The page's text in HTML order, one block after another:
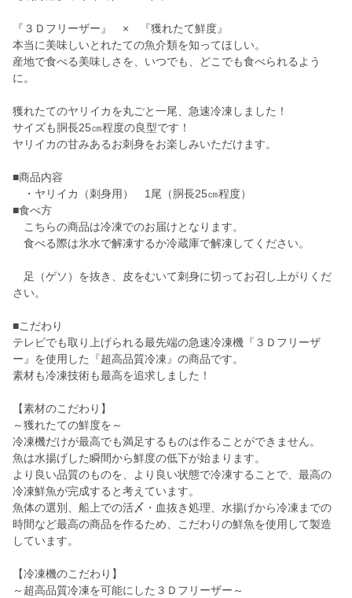
『３Ｄフリーザー』 × 『獲れたて鮮度』
本当に美味しいとれたての魚介類を知ってほしい。
産地で食べる美味しさを、いつでも、どこでも食べられるよう
に。
獲れたてのヤリイカを丸ごと一尾、急速冷凍しました！
サイズも胴長25㎝程度の良型です！
ヤリイカの甘みあるお刺身をお楽しみいただけます。
■商品内容
・ヤリイカ（刺身用） 1尾（胴長25㎝程度）
■食べ方
こちらの商品は冷凍でのお届けとなります。
食べる際は氷水で解凍するか冷蔵庫で解凍してください。
足（ゲソ）を抜き、皮をむいて刺身に切ってお召し上がりくだ
さい。
■こだわり
テレビでも取り上げられる最先端の急速冷凍機『３Ｄフリーザ
ー』を使用した『超高品質冷凍』の商品です。
素材も冷凍技術も最高を追求しました！
【素材のこだわり】
～獲れたての鮮度を～
冷凍機だけが最高でも満足するものは作ることができません。
魚は水揚げした瞬間から鮮度の低下が始まります。
より良い品質のものを、より良い状態で冷凍することで、最高の
冷凍鮮魚が完成すると考えています。
魚体の選別、船上での活〆・血抜き処理、水揚げから冷凍までの
時間など最高の商品を作るため、こだわりの鮮魚を使用して製造
しています。
【冷凍機のこだわり】
～超高品質冷凍を可能にした３Ｄフリーザー～